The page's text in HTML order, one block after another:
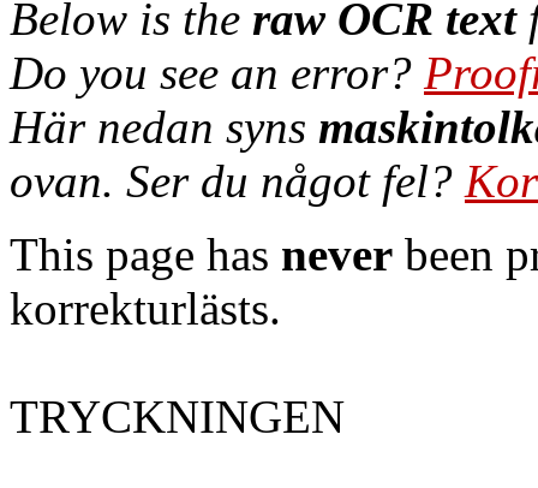
Below is the raw OCR text
Do you see an error?
Här nedan syns
ovan. Ser du något fel?
This page has never been
korrekturlästs.
TRYCKNINGEN